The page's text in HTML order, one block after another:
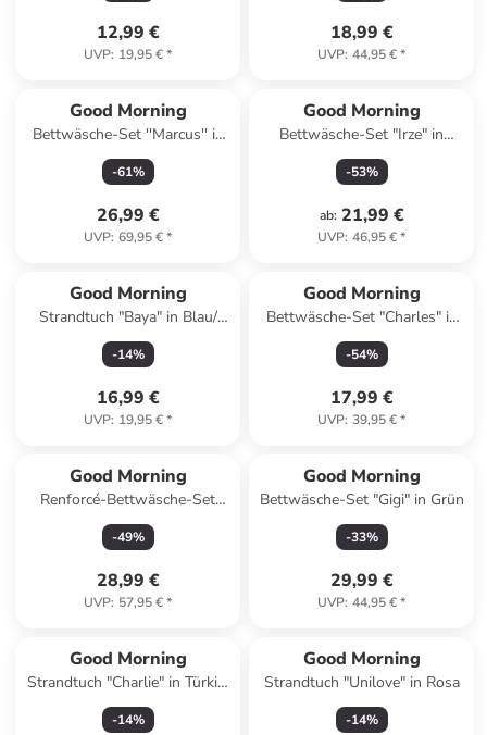
12,99 €
UVP: 19,95 €*
18,99 €
UVP: 44,95 €*
Good Morning
Bettwäsche-Set ''Marcus'' in
Bunt
-61%
26,99 €
UVP: 69,95 €*
Good Morning
Bettwäsche-Set "Irze" in
Khaki/ Rosa
-53%
ab: 21,99 €
UVP: 46,95 €*
Good Morning
Strandtuch "Baya" in Blau/
Rosa
-14%
16,99 €
UVP: 19,95 €*
Good Morning
Bettwäsche-Set "Charles" in
Hellblau/ Grau
-54%
17,99 €
UVP: 39,95 €*
Good Morning
Renforcé-Bettwäsche-Set
"Yellowstone" in Grau/ Gelb
-49%
28,99 €
UVP: 57,95 €*
Good Morning
Bettwäsche-Set "Gigi" in Grün
-33%
29,99 €
UVP: 44,95 €*
Good Morning
Strandtuch "Charlie" in Türkis/
Grün/ Lila
-14%
Good Morning
Strandtuch "Unilove" in Rosa
-14%